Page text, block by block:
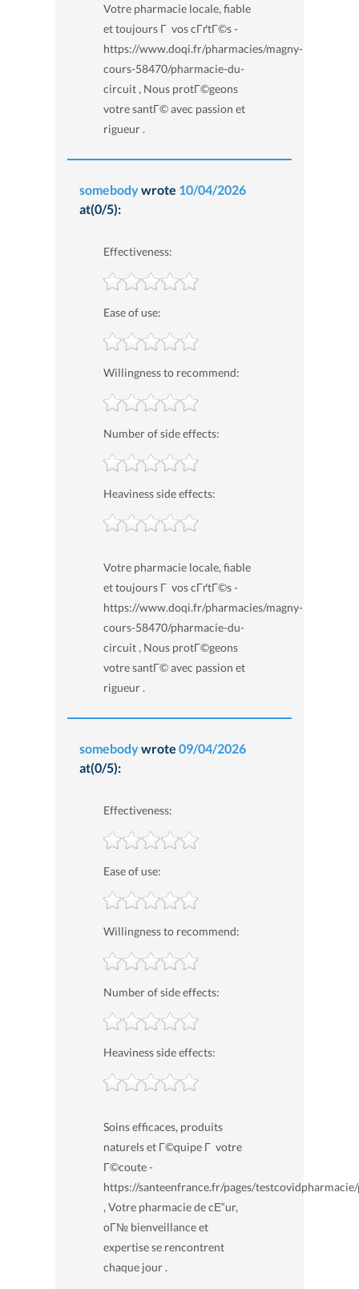
Votre pharmacie locale, fiable
et toujours Г vos cГґtГ©s -
https://www.doqi.fr/pharmacies/magny-
cours-58470/pharmacie-du-
circuit , Nous protГ©geons
votre santГ© avec passion et
rigueur .
somebodywrote 10/04/2026
at(0/5):
Effectiveness:
Ease of use:
Willingness to recommend:
Number of side effects:
Heaviness side effects:
Votre pharmacie locale, fiable
et toujours Г vos cГґtГ©s -
https://www.doqi.fr/pharmacies/magny-
cours-58470/pharmacie-du-
circuit , Nous protГ©geons
votre santГ© avec passion et
rigueur .
somebodywrote 09/04/2026
at(0/5):
Effectiveness:
Ease of use:
Willingness to recommend:
Number of side effects:
Heaviness side effects:
Soins efficaces, produits
naturels et Г©quipe Г votre
Г©coute -
https://santeenfrance.fr/pages/
, Votre pharmacie de cЕ“ur,
oГ№ bienveillance et
expertise se rencontrent
chaque jour .